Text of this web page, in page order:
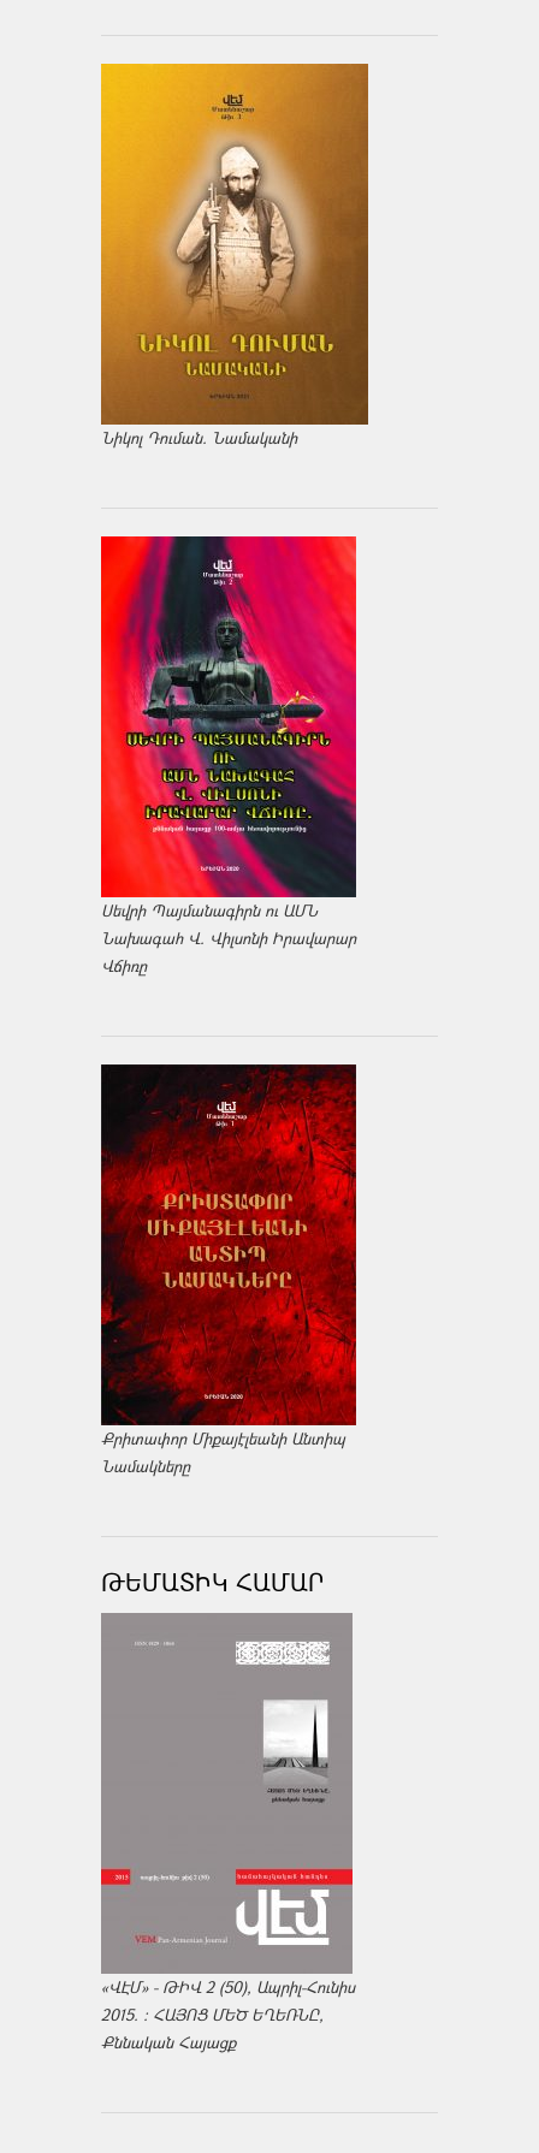
Նիկոլ Դուման. Նամականի
Սեվրի Պայմանագիրն ու ԱՄՆ
Նախագահ Վ. Վիլսոնի Իրավարար
Վճիռը
Քրիտափոր Միքայէլեանի Անտիպ
Նամակները
ԹԵՄԱՏԻԿ ՀԱՄԱՐ
«ՎԷՄ» - ԹԻՎ 2 (50), Ապրիլ-Հունիս
2015. : ՀԱՅՈՑ ՄԵԾ ԵՂԵՌՆԸ,
Քննական Հայացք